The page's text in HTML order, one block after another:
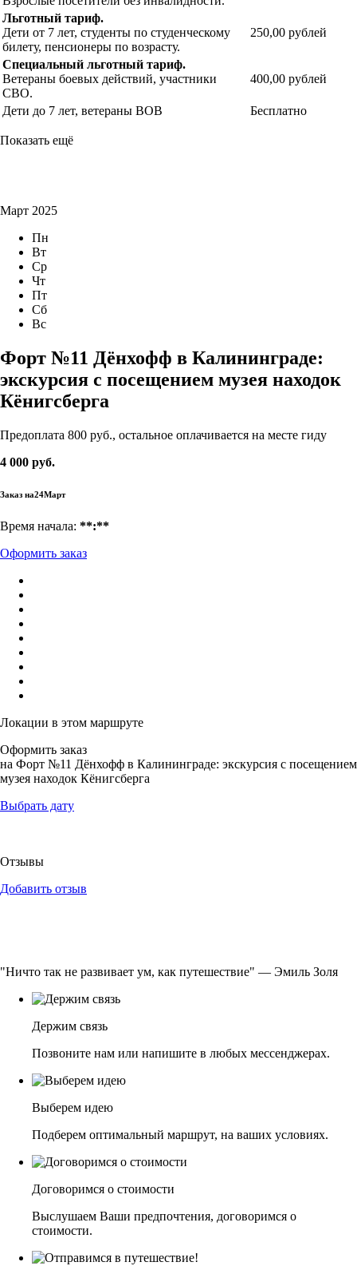
Льготный тариф.
Дети от 7 лет, студенты по студенческому
билету, пенсионеры по возрасту.
250,00 рублей
Специальный льготный тариф.
Ветераны боевых действий, участники
СВО.
400,00 рублей
Дети до 7 лет, ветераны ВОВ Бесплатно
Показать ещё
Март 2025
Пн
Вт
Ср
Чт
Пт
Сб
Вс
Форт №11 Дёнхофф в Калининграде:
экскурсия с посещением музея находок
Кёнигсберга
Предоплата 800 руб., остальное оплачивается на месте гиду
4 000 руб.
Заказ на24Март
Время начала: **:**
Оформить заказ
Локации в этом маршруте
Оформить заказ
на Форт №11 Дёнхофф в Калининграде: экскурсия с посещением
музея находок Кёнигсберга
Выбрать дату
Отзывы
Добавить отзыв
"Ничто так не развивает ум, как путешествие" — Эмиль Золя
Держим связь
Позвоните нам или напишите в любых мессенджерах.
Выберем идею
Подберем оптимальный маршрут, на ваших условиях.
Договоримся о стоимости
Выслушаем Ваши предпочтения, договоримся о
стоимости.